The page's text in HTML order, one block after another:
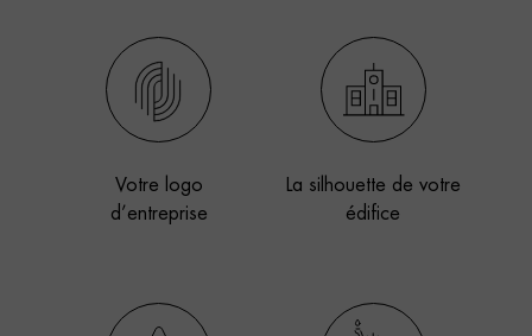
Votre logo
d’entreprise
La silhouette de votre
édifice